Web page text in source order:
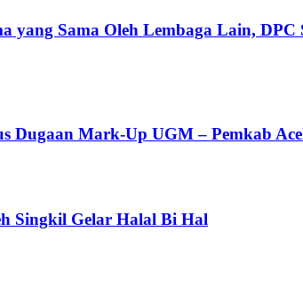
yang Sama Oleh Lembaga Lain,
Dugaan Mark-Up UGM – Pemkab
Singkil Gelar Halal Bi Hal